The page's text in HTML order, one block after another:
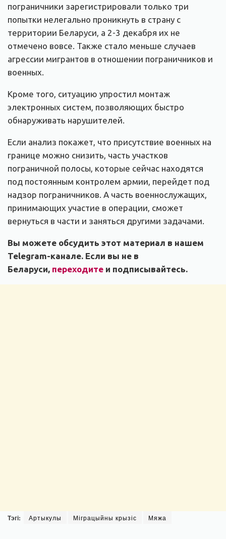
пограничники зарегистрировали только три
попытки нелегально проникнуть в страну с
территории Беларуси, а 2-3 декабря их не
отмечено вовсе. Также стало меньше случаев
агрессии мигрантов в отношении пограничников и
военных.
Кроме того, ситуацию упростил монтаж
электронных систем, позволяющих быстро
обнаруживать нарушителей.
Если анализ покажет, что присутствие военных на
границе можно снизить, часть участков
пограничной полосы, которые сейчас находятся
под постоянным контролем армии, перейдет под
надзор пограничников. А часть военнослужащих,
принимающих участие в операции, сможет
вернуться в части и заняться другими задачами.
Вы можете обсудить этот материал в нашем
Telegram-канале. Если вы не в
Беларуси, переходите и подписывайтесь.
Тэгі: Артыкулы Міграцыйны крызіс Мяжа